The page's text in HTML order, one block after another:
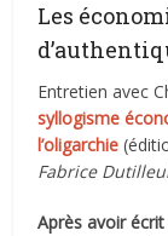
Les
Entretien avec
syllogisme
l’oligarchie
Fabrice
Après avoir